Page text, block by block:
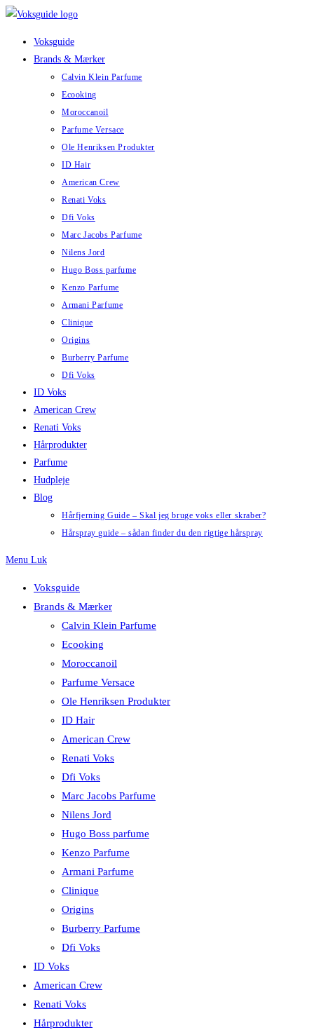
Skip
Voksguide
Brands & Mærker
Calvin Klein Parfume
Ecooking
Moroccanoil
Parfume Versace
Ole Henriksen Produkter
ID Hair
American Crew
Renati Voks
Dfi Voks
Marc Jacobs Parfume
Nilens Jord
Hugo Boss parfume
Kenzo Parfume
Armani Parfume
Clinique
Origins
Burberry Parfume
Dfi Voks
ID Voks
American Crew
Renati Voks
Hårprodukter
Parfume
Hudpleje
Blog
Hårfjerning Guide – Skal jeg bruge voks eller skraber?
Hårspray guide – sådan finder du den rigtige hårspray
Menu Luk
Voksguide
Brands & Mærker
Calvin Klein Parfume
Ecooking
Moroccanoil
Parfume Versace
Ole Henriksen Produkter
ID Hair
American Crew
Renati Voks
Dfi Voks
Marc Jacobs Parfume
Nilens Jord
Hugo Boss parfume
Kenzo Parfume
Armani Parfume
Clinique
Origins
Burberry Parfume
Dfi Voks
ID Voks
American Crew
Renati Voks
Hårprodukter